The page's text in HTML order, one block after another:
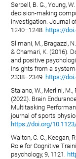
Serpell, B. G., Young,
decision-making
investigation. Journal
1240–1248. https://
Slimani, M., Bragazzi, N.
& Chamari, K. (2016).
and positive
Insights from a
2338–2349. https://
Staiano, W., Merlini, M.,
(2022). Brain
Multitasking
journal of sports
https://doi.org/
Walton, C. C., Keegan,
Role for Cognitive
psychology, 9, 1121.